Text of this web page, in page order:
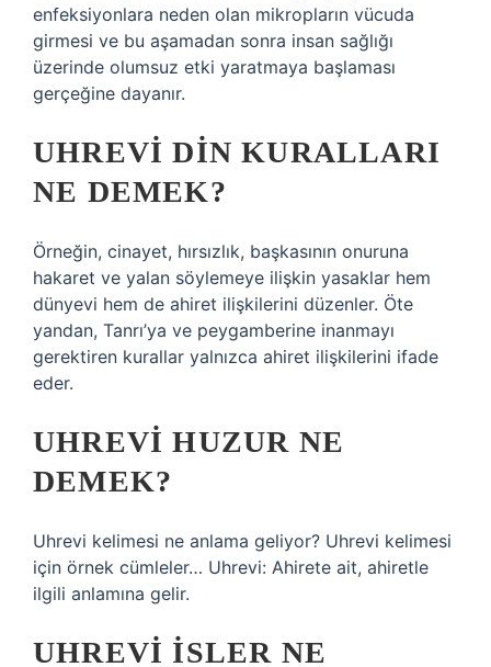
enfeksiyonlara neden olan mikropların vücuda
girmesi ve bu aşamadan sonra insan sağlığı
üzerinde olumsuz etki yaratmaya başlaması
gerçeğine dayanır.
UHREVI DIN KURALLARI
NE DEMEK?
Örneğin, cinayet, hırsızlık, başkasının onuruna
hakaret ve yalan söylemeye ilişkin yasaklar hem
dünyevi hem de ahiret ilişkilerini düzenler. Öte
yandan, Tanrı’ya ve peygamberine inanmayı
gerektiren kurallar yalnızca ahiret ilişkilerini ifade
eder.
UHREVI HUZUR NE
DEMEK?
Uhrevi kelimesi ne anlama geliyor? Uhrevi kelimesi
için örnek cümleler… Uhrevi: Ahirete ait, ahiretle
ilgili anlamına gelir.
UHREVI ISLER NE